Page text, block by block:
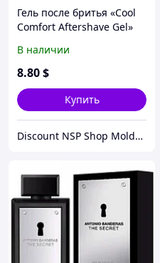
Гель после бритья «Cool
Comfort Aftershave Gel»
В наличии
8.80$
Купить
Discount NSP Shop Moldova